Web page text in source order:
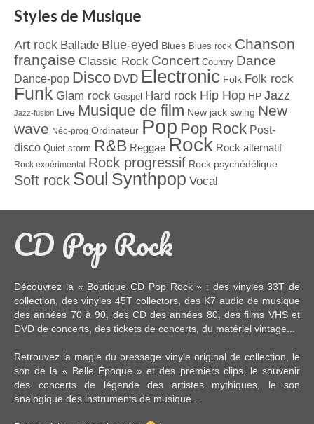
Styles de Musique
Art rock Ballade Blue-eyed Blues Blues rock Chanson
française Classic Rock Concert Country Dance
Dance-pop Disco DVD Electronic Folk Folk rock
Funk Glam rock Gospel Hard rock Hip Hop HP Jazz
Jazz-fusion Live Musique de film New jack swing New
wave Néo-prog Ordinateur Pop Pop Rock Post-
disco Quiet storm R&B Reggae Rock Rock alternatif
Rock expérimental Rock progressif Rock psychédélique
Soft rock Soul Synthpop Vocal
CD Pop Rock
Découvrez la « Boutique CD Pop Rock » : des vinyles 33T de
collection, des vinyles 45T collectors, des K7 audio de musique
des années 70 à 90, des CDdes années 80, desfilms VHS et
DVD de concerts, des tickets de concerts , du matériel vintage
Retrouvez la magie du pressage vinyle original de collection, le
son de la « Belle Époque » et des premiers clips, le souvenir
des concerts de légende des artistes mythiques, le son
analogique des instruments de musique...